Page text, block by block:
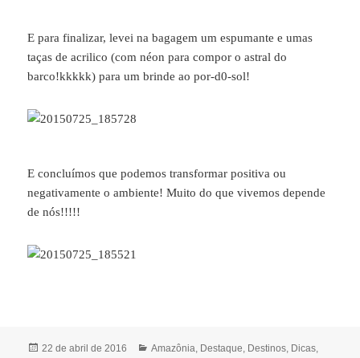
E para finalizar, levei na bagagem um espumante e umas
taças de acrilico (com néon para compor o astral do
barco!kkkkk) para um brinde ao por-d0-sol!
E concluímos que podemos transformar positiva ou
negativamente o ambiente! Muito do que vivemos depende
de nós!!!!!
Publicado
22 de abril de 2016 Categorias
Amazônia Destaque Destinos Dicas